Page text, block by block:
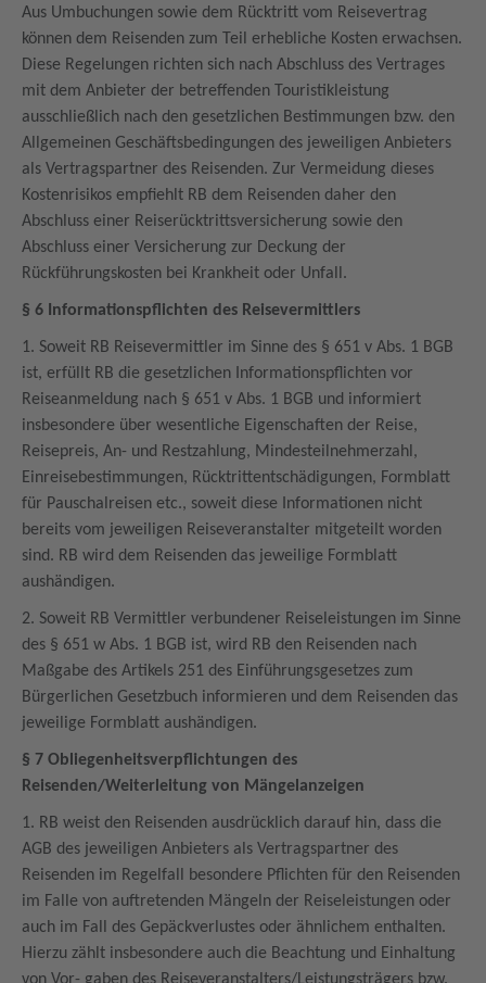
Aus Umbuchungen sowie dem Rücktritt vom Reisevertrag
können dem Reisenden zum Teil erhebliche Kosten erwachsen.
Diese Regelungen richten sich nach Abschluss des Vertrages
mit dem Anbieter der betreffenden Touristikleistung
ausschließlich nach den gesetzlichen Bestimmungen bzw. den
Allgemeinen Geschäftsbedingungen des jeweiligen Anbieters
als Vertragspartner des Reisenden. Zur Vermeidung dieses
Kostenrisikos empfiehlt RB dem Reisenden daher den
Abschluss einer Reiserücktrittsversicherung sowie den
Abschluss einer Versicherung zur Deckung der
Rückführungskosten bei Krankheit oder Unfall.
§ 6 Informationspflichten des Reisevermittlers
1. Soweit RB Reisevermittler im Sinne des § 651 v Abs. 1 BGB
ist, erfüllt RB die gesetzlichen Informationspflichten vor
Reiseanmeldung nach § 651 v Abs. 1 BGB und informiert
insbesondere über wesentliche Eigenschaften der Reise,
Reisepreis, An- und Restzahlung, Mindesteilnehmerzahl,
Einreisebestimmungen, Rücktrittentschädigungen, Formblatt
für Pauschalreisen etc., soweit diese Informationen nicht
bereits vom jeweiligen Reiseveranstalter mitgeteilt worden
sind. RB wird dem Reisenden das jeweilige Formblatt
aushändigen.
2. Soweit RB Vermittler verbundener Reiseleistungen im Sinne
des § 651 w Abs. 1 BGB ist, wird RB den Reisenden nach
Maßgabe des Artikels 251 des Einführungsgesetzes zum
Bürgerlichen Gesetzbuch informieren und dem Reisenden das
jeweilige Formblatt aushändigen.
§ 7 Obliegenheitsverpflichtungen des
Reisenden/Weiterleitung von Mängelanzeigen
1. RB weist den Reisenden ausdrücklich darauf hin, dass die
AGB des jeweiligen Anbieters als Vertragspartner des
Reisenden im Regelfall besondere Pflichten für den Reisenden
im Falle von auftretenden Mängeln der Reiseleistungen oder
auch im Fall des Gepäckverlustes oder ähnlichem enthalten.
Hierzu zählt insbesondere auch die Beachtung und Einhaltung